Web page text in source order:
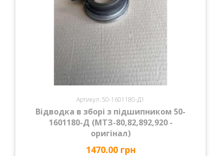
Артикул: 50-1601180-Д1
Відводка в зборі з підшипником 50-
1601180-Д (МТЗ-80,82,892,920 -
оригінал)
1470.00 грн